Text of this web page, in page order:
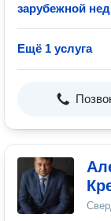
зарубежной
Ещё 1 услуга